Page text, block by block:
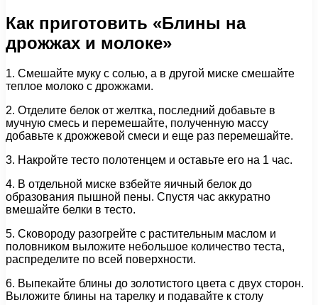
Как приготовить «Блины на
дрожжах и молоке»
1. Смешайте муку с солью, а в другой миске смешайте
теплое молоко с дрожжами.
2. Отделите белок от желтка, последний добавьте в
мучную смесь и перемешайте, полученную массу
добавьте к дрожжевой смеси и еще раз перемешайте.
3. Накройте тесто полотенцем и оставьте его на 1 час.
4. В отдельной миске взбейте яичный белок до
образования пышной пены. Спустя час аккуратно
вмешайте белки в тесто.
5. Сковороду разогрейте с растительным маслом и
половником выложите небольшое количество теста,
распределите по всей поверхности.
6. Выпекайте блины до золотистого цвета с двух сторон.
Выложите блины на тарелку и подавайте к столу